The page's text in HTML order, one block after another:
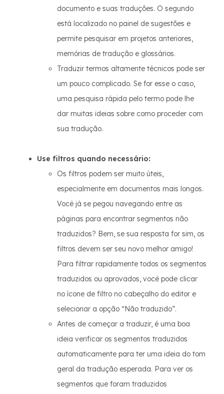
documento e suas traduções. O segundo
está localizado no painel de sugestões e
permite pesquisar em projetos anteriores,
memórias de tradução e glossários.
Traduzir termos altamente técnicos pode ser
um pouco complicado. Se for esse o caso,
uma pesquisa rápida pelo termo pode lhe
dar muitas ideias sobre como proceder com
sua tradução.
Use filtros quando necessário:
Os filtros podem ser muito úteis,
especialmente em documentos mais longos.
Você já se pegou navegando entre as
páginas para encontrar segmentos não
traduzidos? Bem, se sua resposta for sim, os
filtros devem ser seu novo melhor amigo!
Para filtrar rapidamente todos os segmentos
traduzidos ou aprovados, você pode clicar
no ícone de filtro no cabeçalho do editor e
selecionar a opção “Não traduzido”.
Antes de começar a traduzir, é uma boa
ideia verificar os segmentos traduzidos
automaticamente para ter uma ideia do tom
geral da tradução esperada. Para ver os
segmentos que foram traduzidos